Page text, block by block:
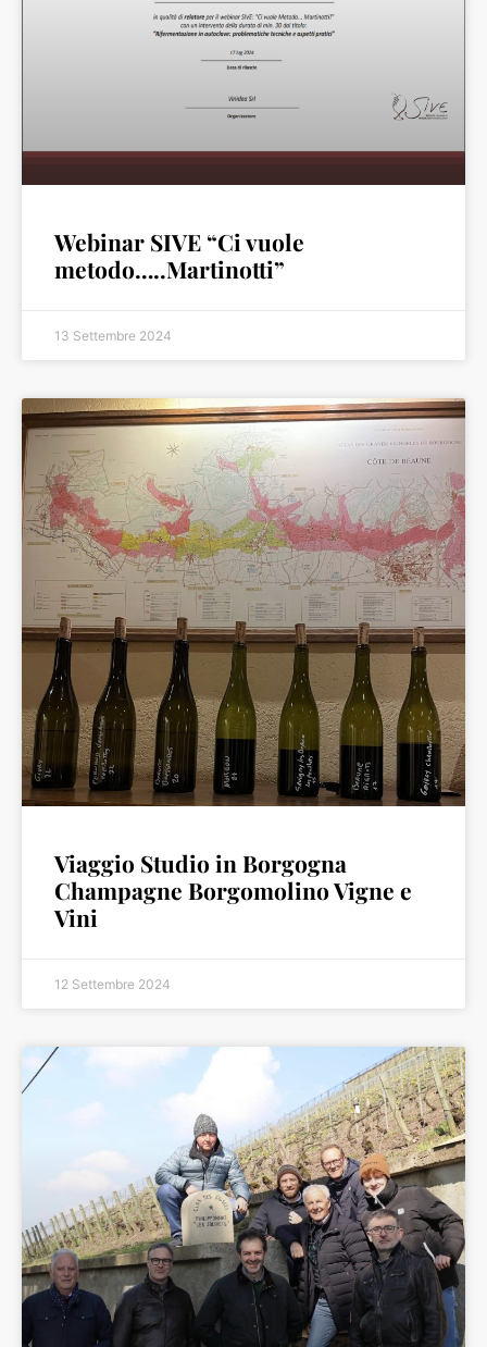
Webinar SIVE “Ci vuole
metodo…..Martinotti”
13 Settembre 2024
Viaggio Studio in Borgogna
Champagne Borgomolino Vigne e
Vini
12 Settembre 2024